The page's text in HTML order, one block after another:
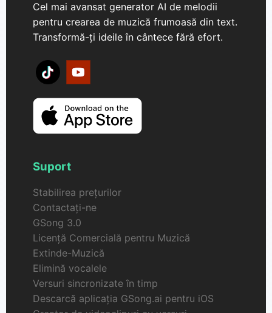
Cel mai avansat generator AI de melodii
pentru crearea de muzică frumoasă din text.
Transformă-ți ideile în cântece fără efort.
Suport
Stabilirea prețurilor
Contactați-ne
GSong 3.0
Licență Comercială pentru Muzică
Extinde-Muzică
Elimină vocalele
Versuri sincronizate în timp
Descarcă aplicația GSong.ai pentru iOS